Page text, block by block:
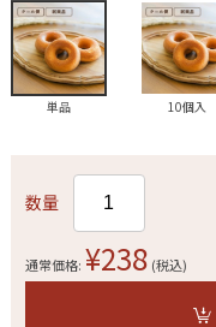
単品 10個入
数量
通常価格: ¥238 (税込)